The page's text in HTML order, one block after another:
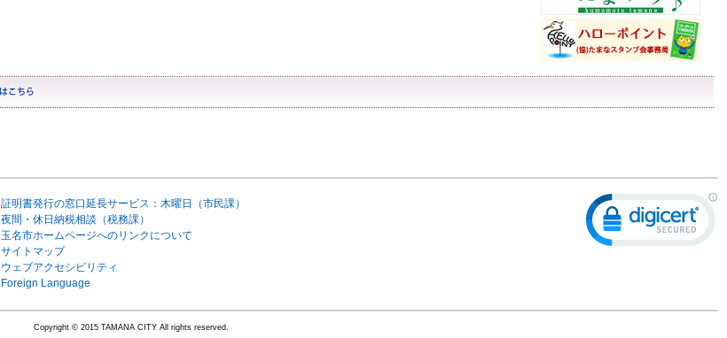
証明書発行の窓口延長サービス：木曜日（市民課）
夜間・休日納税相談（税務課）
玉名市ホームページへのリンクについて
サイトマップ
ウェブアクセシビリティ
Foreign Language
Copyright © 2015 TAMANA CITY All rights reserved.